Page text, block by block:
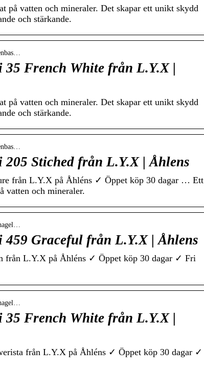
på vatten och mineraler. Det skapar ett unikt skydd
och stärkande.
35 French White från L.Y.X |
på vatten och mineraler. Det skapar ett unikt skydd
och stärkande.
205 Stiched från L.Y.X | Åhlens
från L.Y.X på Åhléns ✓ Öppet köp 30 dagar … Ett
vatten och mineraler.
459 Graceful från L.Y.X | Åhlens
från L.Y.X på Åhléns ✓ Öppet köp 30 dagar ✓ Fri
35 French White från L.Y.X |
från L.Y.X på Åhléns ✓ Öppet köp 30 dagar ✓